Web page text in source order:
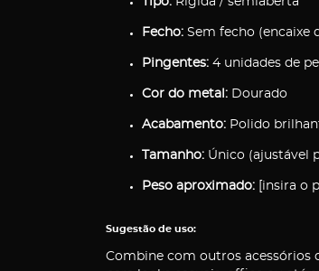
Fecho: Sem fecho (encaixe
Pingentes: 4 unidades de
Cor do metal: Dourado
Acabamento: Polido
Tamanho: Único (ajustável
Peso aproximado: [insira o
Sugestão de uso:
Combine com outros acessórios